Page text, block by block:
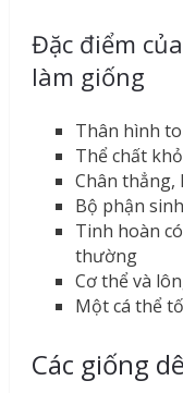
Đặc điểm
làm giống
Thân hình
Thể chất
Chân thẳng,
Bộ phận
Tinh hoàn
thường
Cơ thể và
Một cá thể
Các giống